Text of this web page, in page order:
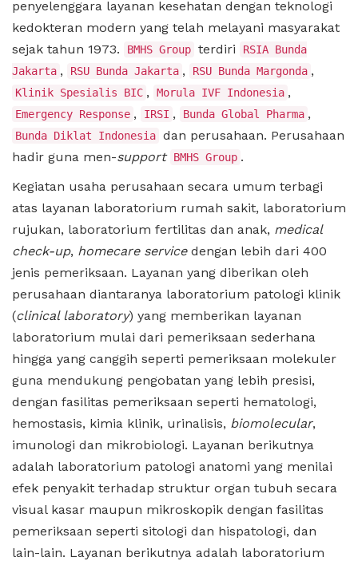
penyelenggara layanan kesehatan dengan teknologi
kedokteran modern yang telah melayani masyarakat
sejak tahun 1973.
BMHS Group terdiri
RSIA Bunda
Jakarta , RSU Bunda Jakarta , RSU Bunda Margonda ,
Klinik Spesialis BIC , Morula IVF Indonesia ,
Emergency Response , IRSI , Bunda Global Pharma ,
Bunda Diklat Indonesia dan perusahaan. Perusahaan
hadir guna men-support BMHS Group .
Kegiatan usaha perusahaan secara umum terbagi
atas layanan laboratorium rumah sakit, laboratorium
rujukan, laboratorium fertilitas dan anak, medical
check-up, homecare servicedengan lebih dari 400
jenis pemeriksaan. Layanan yang diberikan oleh
perusahaan diantaranya laboratorium patologi klinik
(clinical laboratory) yang memberikan layanan
laboratorium mulai dari pemeriksaan sederhana
hingga yang canggih seperti pemeriksaan molekuler
guna mendukung pengobatan yang lebih presisi,
dengan fasilitas pemeriksaan seperti hematologi,
hemostasis, kimia klinik, urinalisis, biomolecular,
imunologi dan mikrobiologi. Layanan berikutnya
adalah laboratorium patologi anatomi yang menilai
efek penyakit terhadap struktur organ tubuh secara
visual kasar maupun mikroskopik dengan fasilitas
pemeriksaan seperti sitologi dan hispatologi, dan
lain-lain. Layanan berikutnya adalah laboratorium